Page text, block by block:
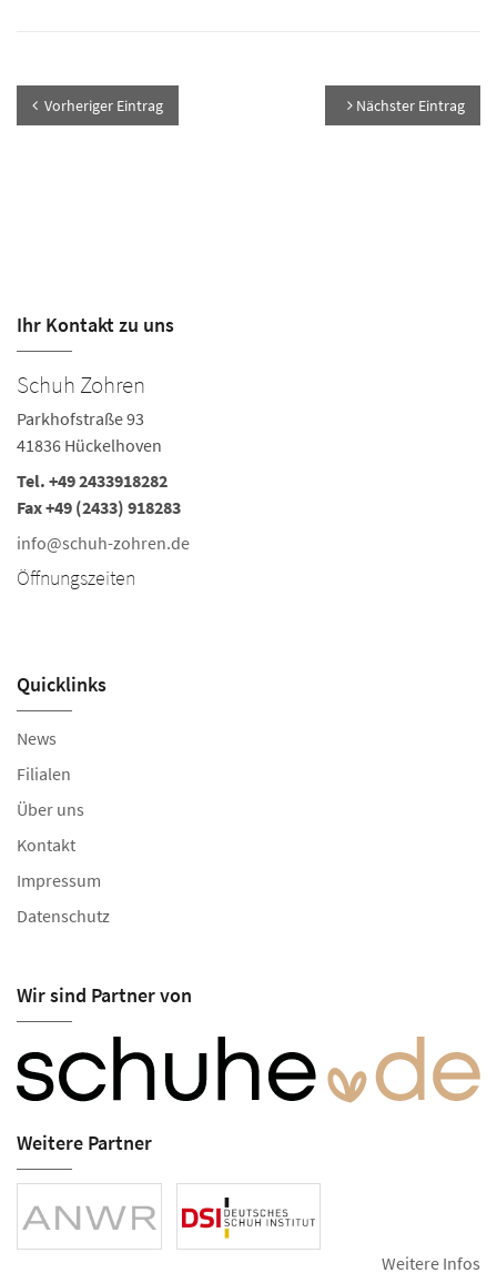
Vorheriger Eintrag Nächster Eintrag
Ihr Kontakt zu uns
Schuh Zohren
Parkhofstraße 93
41836 Hückelhoven
Tel. +49 2433918282
Fax +49 (2433) 918283
info@schuh-zohren.de
Öffnungszeiten
Quicklinks
News
Filialen
Über uns
Kontakt
Impressum
Datenschutz
Wir sind Partner von
Weitere Partner
Weitere Infos